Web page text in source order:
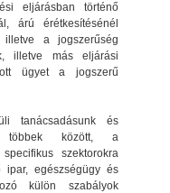
eljárásban történő
árú érétkesítésénél
illetve a jogszerűség
illetve más eljárási
ügyet a jogszerű
tanácsadásunk és
többek között, a
szektorokra
egészségügy és
külön szabályok